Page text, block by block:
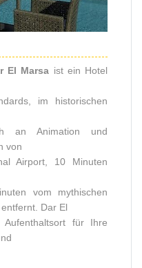
El Marsa ist ein Hotel
im historischen
an Animation und
von
Airport, 10 Minuten
vom mythischen
Dar El
für Ihre